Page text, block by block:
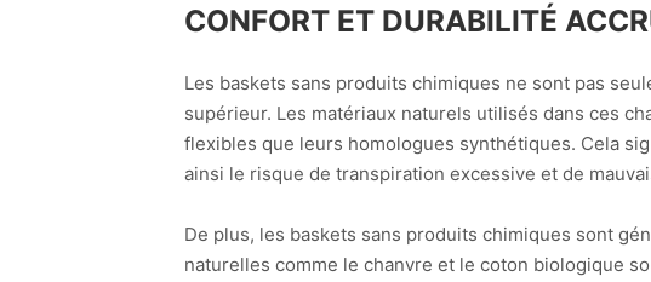
CONFORT ET DURABILITÉ
Les baskets sans produits chimiques ne sont pas
supérieur. Les matériaux naturels utilisés dans ces
flexibles que leurs homologues synthétiques. Cela
ainsi le risque de transpiration excessive et de
De plus, les baskets sans produits chimiques sont
naturelles comme le chanvre et le coton biologique